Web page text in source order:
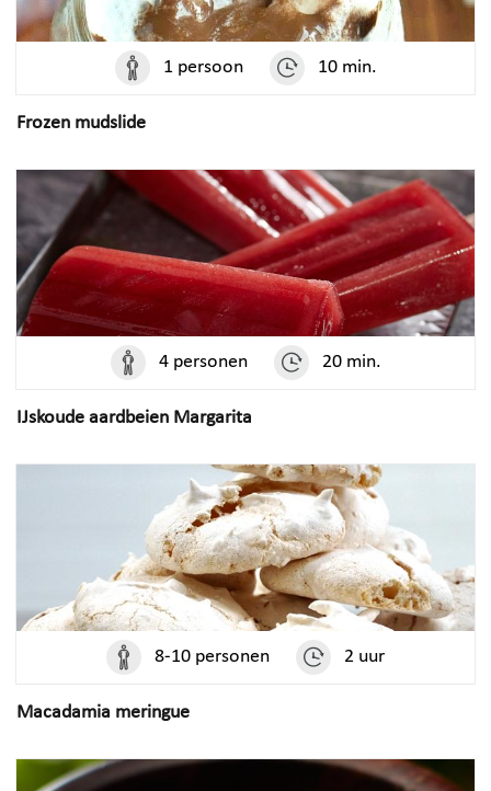
1 persoon 10 min.
Frozen mudslide
4 personen 20 min.
IJskoude aardbeien Margarita
8-10 personen 2 uur
Macadamia meringue